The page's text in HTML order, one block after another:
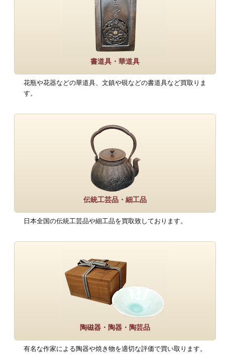
書道具・華道具
花瓶や花器などの華道具、文鎮や硯などの書道具など買取りま
す。
伝統工芸品・細工品
日本全国の伝統工芸品や細工品を買取致しております。
陶磁器・陶器・陶芸品
有名な作家による陶器や焼き物を適切な評価で買い取ります。